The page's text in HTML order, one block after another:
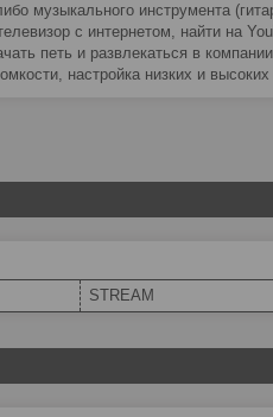
музыкального инструмента
с интернетом, найти на
петь и развлекаться в
настройка низких и высоких
STREAM